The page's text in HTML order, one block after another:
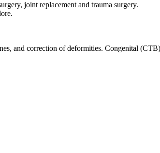
joint replacement and trauma surgery.
and correction of deformities. Congenital